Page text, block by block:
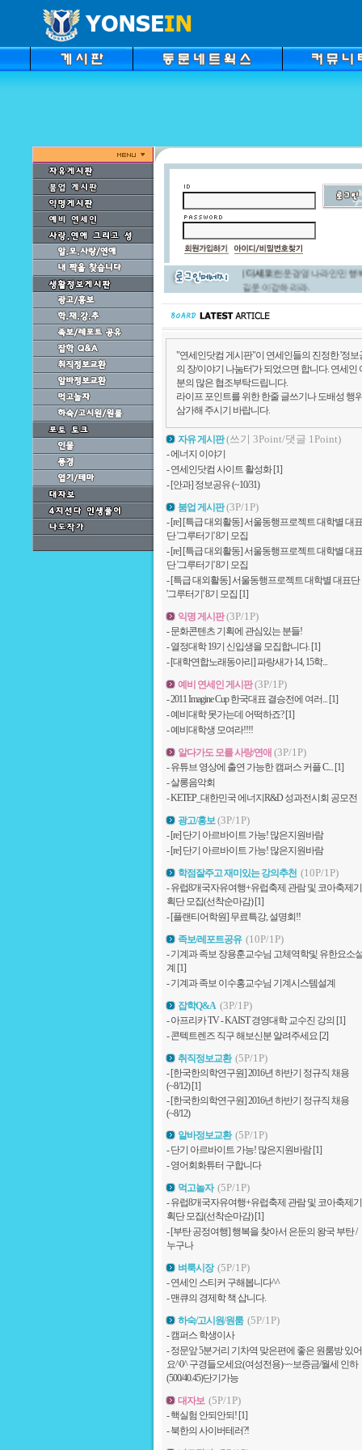
[dwUQQUrL]Mr.
[dwUQQUrL]Mr.
[디세코]천운경영 나라인민 행
길운이 강하리라.
실천되었군요. 학생민주화를
다.
나 사진들을 바꾸고 onoffmix 기
자고
[블루호크]제품값 등급별로 다
성화하자
[축제]왕창 기대됨
[이제]여름이네요.. ^^ 조아조아
새로운 세상을 위해 ]집단탈퇴
연고전 ]저녁 축제 포미닛 온다
[모여라
[치유천황
[정말]예전보다 훨 좋아졌네요
이예요.
[저도]얼렁 입고싶어요 왕기대!!
[와
[연고전T]드뎌 받았어요. 대만
리한데요
[연고전
압구정하냥 ]이쁜이 누구세요
모델 ]넘 멋있고, 이뻐요.. ^o^ !!!
[빠르네요]신청한 다음날 잘
다. 감사합니다.
"연세인닷컴 게시판"이 연세인들의 진정한 '정보
의 장/이야기 나눔터'가 되었으면 합니다. 연세인
분의 많은 협조부탁드립니다.
라이프 포인트를 위한 한줄 글쓰기나 도배성 행
삼가해 주시기 바랍니다.
자유 게시판(쓰기 3Point/댓글 1Point)
-에너지 이야기
-연세인닷컴 사이트 활성화 [1]
- [안과] 정보공유 (~10/31)
붐업 게시판(3P/1P)
- [re] [특급 대외활동] 서울동행프로젝트 대학별 대표
단 '그루터기' 8기 모집
- [re] [특급 대외활동] 서울동행프로젝트 대학별 대표
단 '그루터기' 8기 모집
- [특급 대외활동] 서울동행프로젝트 대학별 대표단
'그루터기' 8기 모집 [1]
익명 게시판(3P/1P)
-문화콘텐츠 기획에 관심있는 분들!
-열정대학 19기 신입생을 모집합니다. [1]
- [대학연합노래동아리] 파랑새가 14, 15학...
예비 연세인 게시판(3P/1P)
-2011 Imagine Cup 한국대표 결승전에 여러... [1]
-예비대학 못가는데 어떡하죠? [1]
-예비대학생 모여라!!!!
알다가도 모를 사랑/연애 (3P/1P)
-유튜브 영상에 출연 가능한 캠퍼스 커플 C... [1]
-살롱음악회
-KETEP_대한민국 에너지R&D 성과전시회 공모전
광고/홍보(3P/1P)
- [re] 단기 아르바이트 가능! 많은지원바람
- [re] 단기 아르바이트 가능! 많은지원바람
학점잘주고 재미있는 강의추천 (10P/1P)
-유럽8개국자유여행+유럽축제 관람 및 코아축제기
획단 모집(선착순마감) [1]
- [플랜티어학원] 무료특강, 설명회!!
족보/레포트공유 (10P/1P)
-기계과 족보 장용훈교수님 고체역학및 유한요소
계 [1]
-기계과 족보 이수홍교수님 기계시스템설계
잡학Q&A (3P/1P)
-아프리카 TV - KAIST 경영대학 교수진 강의 [1]
-콘텍트렌즈 직구 해보신분 알려주세요 [2]
취직정보교환 (5P/1P)
- [한국한의학연구원] 2016년 하반기 정규직 채용
(~8/12) [1]
- [한국한의학연구원] 2016년 하반기 정규직 채용
(~8/12)
알바정보교환 (5P/1P)
-단기 아르바이트 가능! 많은지원바람 [1]
-영어회화튜터 구합니다
먹고놀자 (5P/1P)
-유럽8개국자유여행+유럽축제 관람 및 코아축제기
획단 모집(선착순마감) [1]
- [부탄 공정여행] 행복을 찾아서 은둔의 왕국 부탄 /
누구나
벼룩시장 (5P/1P)
-연세인 스티커 구해봅니다^^
-맨큐의 경제학 책 삽니다.
하숙/고시원/원룸 (5P/1P)
-캠퍼스 학생이사
-정문앞 5분거리 기차역 맞은편에 좋은 원룸방 있어
요^0^ 구경들오세요(여성전용)~~보증금/월세 인하
(500/40.45)단기가능
대자보 (5P/1P)
-핵실험 안되안되! [1]
-북한의 사이버테러?!